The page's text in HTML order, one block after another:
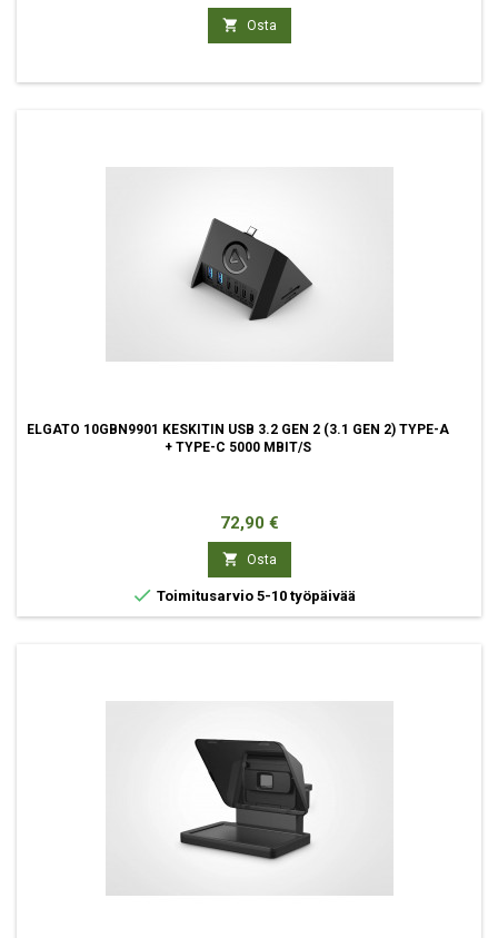
 Osta
ELGATO 10GBN9901 KESKITIN USB 3.2 GEN 2 (3.1 GEN 2) TYPE-A
+ TYPE-C 5000 MBIT/S
Hinta
72,90 €
 Osta
 Toimitusarvio 5-10 työpäivää